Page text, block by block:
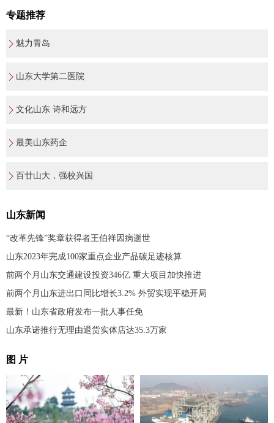
专题推荐
魅力青岛
山东大学第二医院
文化山东 诗和远方
最美山东药企
百廿山大，强校兴国
山东新闻
“改革先锋”奖章获得者王伯祥因病逝世
山东2023年完成100家重点企业产品碳足迹核算
前两个月山东交通建设投资346亿 重大项目加快推进
前两个月山东进出口同比增长3.2% 外贸实现平稳开局
最新！山东省政府发布一批人事任免
山东承诺推行无理由退货实体店达35.3万家
图 片